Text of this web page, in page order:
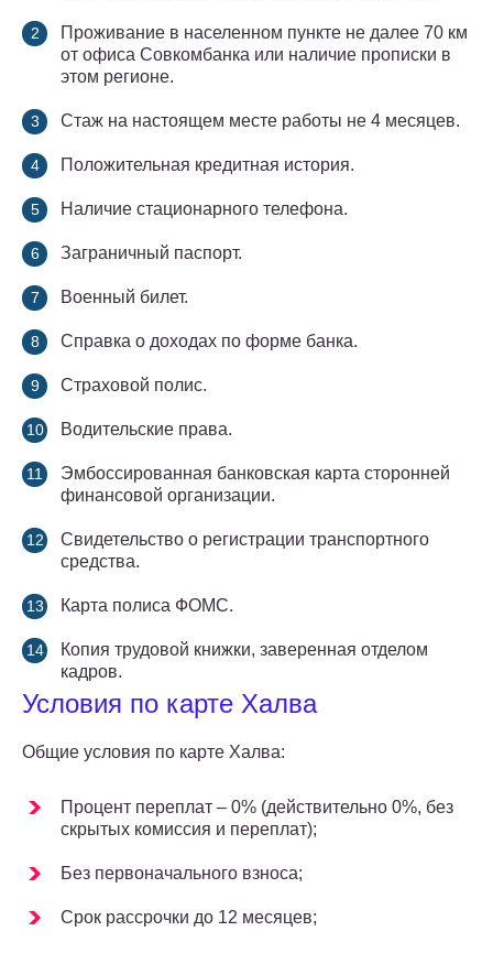
Проживание в населенном пункте не далее 70 км
от офиса Совкомбанка или наличие прописки в
этом регионе.
Стаж на настоящем месте работы не 4 месяцев.
Положительная кредитная история.
Наличие стационарного телефона.
Заграничный паспорт.
Военный билет.
Справка о доходах по форме банка.
Страховой полис.
Водительские права.
Эмбоссированная банковская карта сторонней
финансовой организации.
Свидетельство о регистрации транспортного
средства.
Карта полиса ФОМС.
Копия трудовой книжки, заверенная отделом
кадров.
Условия по карте Халва
Общие условия по карте Халва:
Процент переплат – 0% (действительно 0%, без
скрытых комиссия и переплат);
Без первоначального взноса;
Срок рассрочки до 12 месяцев;